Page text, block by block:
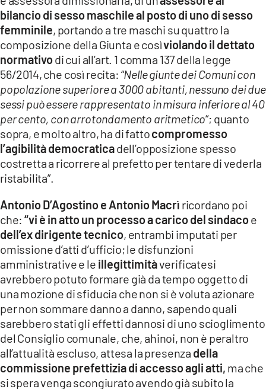
bilancio di sesso maschile al posto di uno di sesso
femminile, portando a tre maschi su quattro la
composizione della Giunta e cosìviolando il dettato
normativodi cui all’art. 1 comma 137 della legge
56/2014, che così recita: “Nelle giunte dei Comuni con
popolazione superiore a 3000 abitanti, nessuno dei due
sessi può essere rappresentato in misura inferiore al 40
per cento, con arrotondamento aritmetico“; quanto
sopra, e molto altro, ha di fattocompromesso
l’agibilità democraticadell’opposizione spesso
costretta a ricorrere al prefetto per tentare di vederla
ristabilita”.
Antonio D’Agostino e Antonio Macrì ricordano poi
che:“vi è in atto un processo a carico del sindacoe
dell’ex dirigente tecnico, entrambi imputati per
omissione d’atti d’ufficio; le disfunzioni
amministrative e le illegittimitàverificatesi
avrebbero potuto formare già da tempo oggetto di
una mozione di sfiducia che non si è voluta azionare
per non sommare danno a danno, sapendo quali
sarebbero stati gli effetti dannosi di uno scioglimento
del Consiglio comunale, che, ahinoi, non è peraltro
all’attualità escluso, attesa la presenza della
commissione prefettizia di accesso agli atti, ma che
si spera venga scongiurato avendo già subito la